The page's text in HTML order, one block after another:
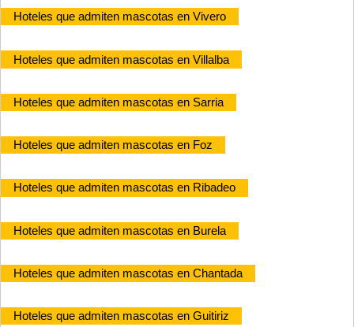
Hoteles que admiten mascotas en Vivero
Hoteles que admiten mascotas en Villalba
Hoteles que admiten mascotas en Sarria
Hoteles que admiten mascotas en Foz
Hoteles que admiten mascotas en Ribadeo
Hoteles que admiten mascotas en Burela
Hoteles que admiten mascotas en Chantada
Hoteles que admiten mascotas en Guitiriz